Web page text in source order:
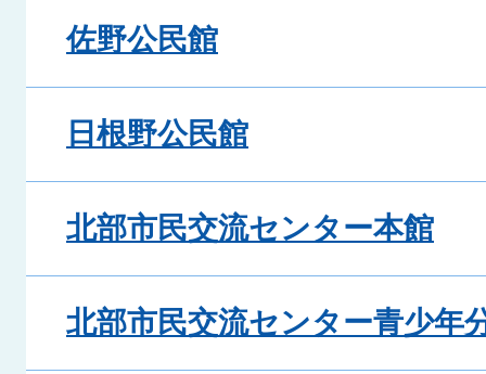
佐野公民館
日根野公民館
北部市民交流センター本館
北部市民交流センター青少年